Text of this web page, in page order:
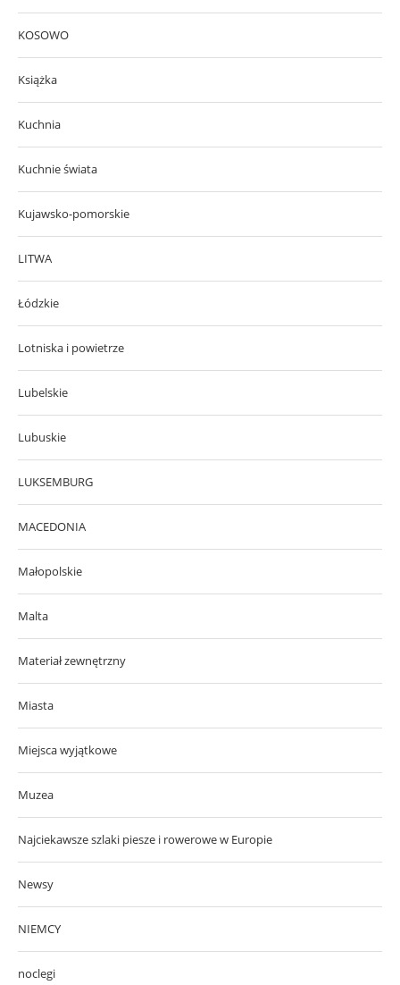
KOSOWO
Książka
Kuchnia
Kuchnie świata
Kujawsko-pomorskie
LITWA
Łódzkie
Lotniska i powietrze
Lubelskie
Lubuskie
LUKSEMBURG
MACEDONIA
Małopolskie
Malta
Materiał zewnętrzny
Miasta
Miejsca wyjątkowe
Muzea
Najciekawsze szlaki piesze i rowerowe w Europie
Newsy
NIEMCY
noclegi